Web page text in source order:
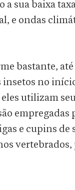
sua baixa
e ondas
bastante,
no
utilizam
empregadas
e cupins de